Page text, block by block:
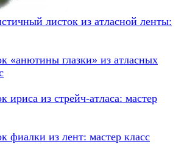
листок из атласной ленты:
«анютины глазки» из атласных
ириса из стрейч-атласа: мастер
фиалки из лент: мастер класс